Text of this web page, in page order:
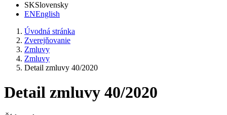
SKSlovensky
ENEnglish
Úvodná stránka
Zverejňovanie
Zmluvy
Zmluvy
Detail zmluvy 40/2020
Detail zmluvy 40/2020